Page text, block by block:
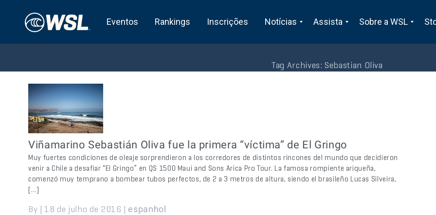
Eventos Rankings Inscrições Notícias Assista Sobre a WSL
Tag Archives:Sebastian Oliva
Viñamarino Sebastián Oliva fue la primera “víctima” de El Gringo
Muy fuertes condiciones de oleaje sorprendieron a los corredores de distintos rincones del mundo que decidieron
venir a Chile a desafiar “El Gringo” en QS 1500 Maui and Sons Arica Pro Tour. La famosa rompiente ariqueña,
comenzó muy temprano a bombear tubos perfectos, de 2 a 3 metros de altura, siendo el brasileño Lucas Silveira,
[…]
By | 18 de julho de 2016 | espanhol